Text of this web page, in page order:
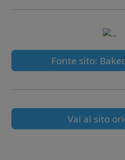
Fonte sito:
Vai al sito